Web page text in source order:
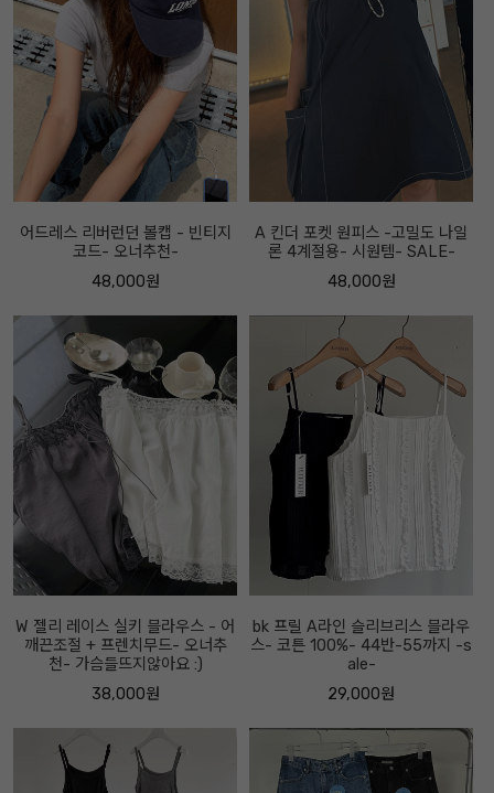
어드레스 리버런던 볼캡 - 빈티지
코드- 오너추천-
48,000원
A 킨더 포켓 원피스 -고밀도 나일
론 4계절용- 시원템- SALE-
48,000원
W 젤리 레이스 실키 블라우스 - 어
깨끈조절 + 프렌치무드- 오너추
천- 가슴들뜨지않아요 :)
38,000원
bk 프릴 A라인 슬리브리스 블라우
스- 코튼 100%- 44반-55까지 -s
ale-
29,000원